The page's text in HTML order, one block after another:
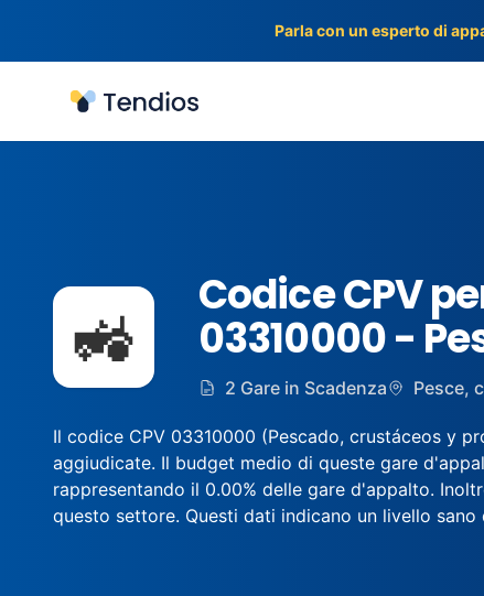
Parla con un esperto di
Tendios
🚜
Codice CPV
03310000 -
2 Gare in Scadenza Pesce,
Il codice CPV 03310000 (Pescado, crustáceos y
aggiudicate. Il budget medio di queste gare
rappresentando il 0.00% delle gare d'appalto.
questo settore. Questi dati indicano un livello